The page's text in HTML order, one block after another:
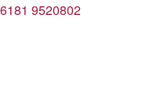
9520802